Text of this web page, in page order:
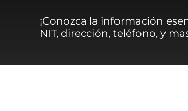
¡Conozca la información
NIT, dirección, teléfono, y